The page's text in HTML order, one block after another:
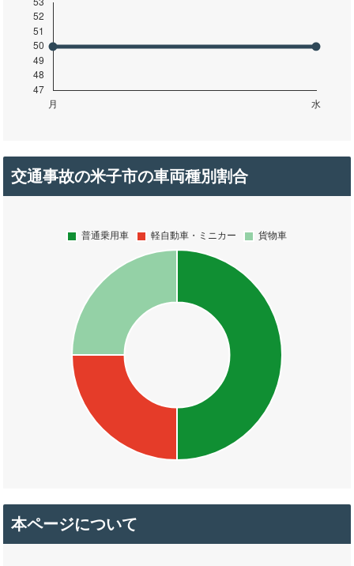
交通事故の米子市の車両種別割合
本ページについて